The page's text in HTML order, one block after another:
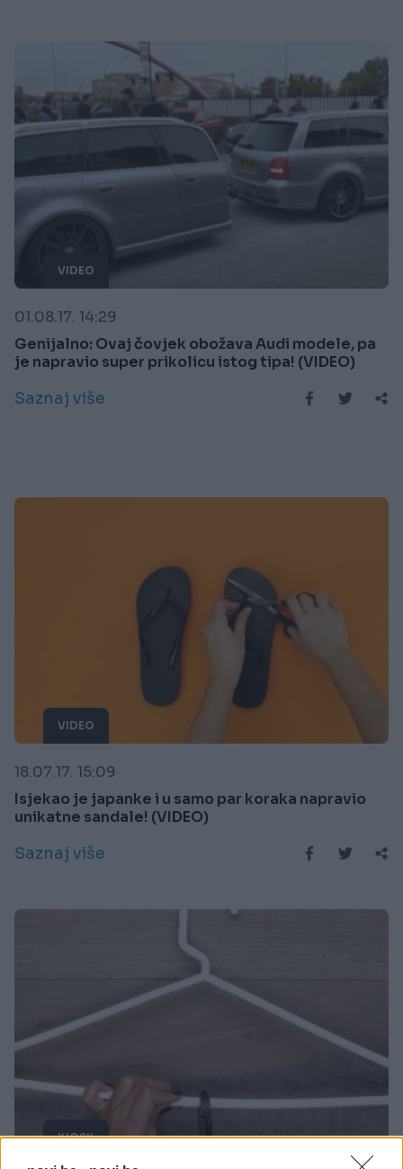
VIDEO
01.08.17. 14:29
Genijalno: Ovaj čovjek obožava Audi modele, pa
je napravio super prikolicu istog tipa! (VIDEO)
Saznaj više
VIDEO
18.07.17. 15:09
Isjekao je japanke i u samo par koraka napravio
unikatne sandale! (VIDEO)
Saznaj više
KIOSK